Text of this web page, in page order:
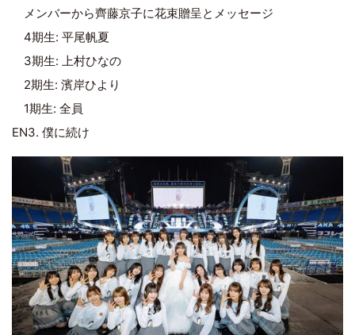
メンバーから齊藤京子に花束贈呈とメッセージ
4期生: 平尾帆夏
3期生: 上村ひなの
2期生: 濱岸ひより
1期生: 全員
EN3. 僕に続け